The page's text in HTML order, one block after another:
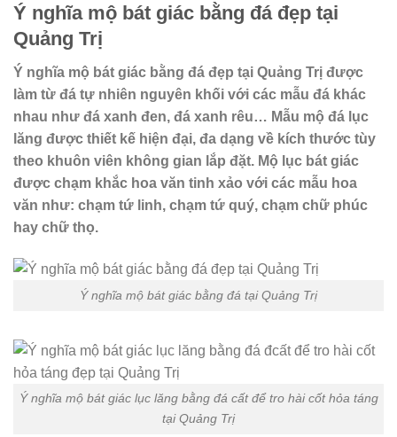
Ý nghĩa mộ bát giác bằng đá đẹp tại
Quảng Trị
Ý nghĩa mộ bát giác bằng đá đẹp tại Quảng Trị được
làm từ đá tự nhiên nguyên khối với các mẫu đá khác
nhau như đá xanh đen, đá xanh rêu… Mẫu mộ đá lục
lăng được thiết kế hiện đại, đa dạng về kích thước tùy
theo khuôn viên không gian lắp đặt. Mộ lục bát giác
được chạm khắc hoa văn tinh xảo với các mẫu hoa
văn như: chạm tứ linh, chạm tứ quý, chạm chữ phúc
hay chữ thọ.
Ý nghĩa mộ bát giác bằng đá tại Quảng Trị
Ý nghĩa mộ bát giác lục lăng bằng đá cất để tro hài cốt hỏa táng
tại Quảng Trị